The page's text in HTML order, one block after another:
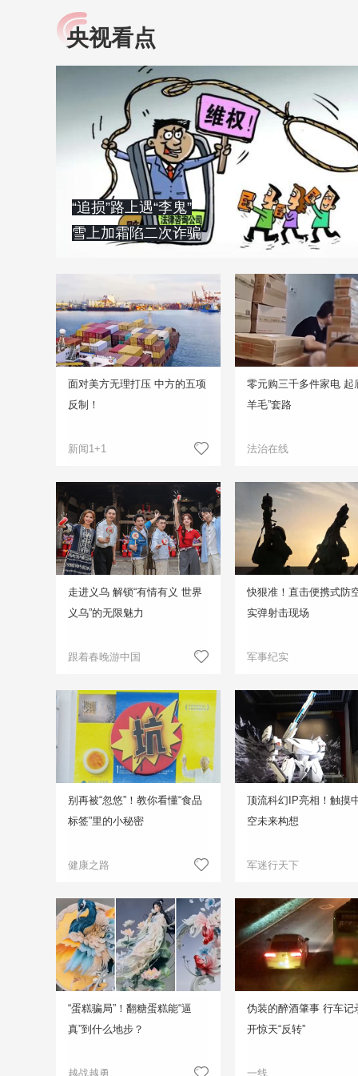
小央视频
央视网原创视频子品牌，
以更加贴近年轻人的视
角，有趣、有料、有故事
的方式解读时代。
提高全民健康素养水
略。央视网《全民健
康》，向所有人分享
知识！
央视看点
“追损”路上遇“李鬼”
雪上加霜陷二次诈骗
面对美方无理打压 中方的五项
反制！
新闻1+1
零元购三千多件家电 起
羊毛”套路
法治在线
走进义乌 解锁“有情有义 世界
义乌”的无限魅力
跟着春晚游中国
快狠准！直击便携式防
实弹射击现场
军事纪实
别再被“忽悠”！教你看懂“食品
标签”里的小秘密
健康之路
顶流科幻IP亮相！触摸
空未来构想
军迷行天下
“蛋糕骗局”！翻糖蛋糕能“逼
真”到什么地步？
越战越勇
伪装的醉酒肇事 行车记
开惊天“反转”
一线